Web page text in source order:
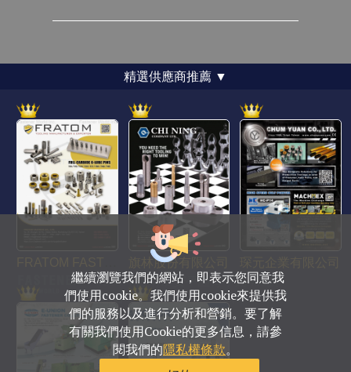
繼續瀏覽我們的網站，即表示您同意我
們使用cookie。我們使用cookie來提供我
們的服務以及進行分析和營銷。要了解
有關我們使用Cookie的更多信息，請參
閱我們的隱私權條款。
精選供應商推薦 ▼
708014 台南市安平區育平路469號
電話 : +886-6-2954000(Rep.)
傳真 : +886-6-2953939
sales@fastener-world.com.tw
© Fastener World Inc. 2024